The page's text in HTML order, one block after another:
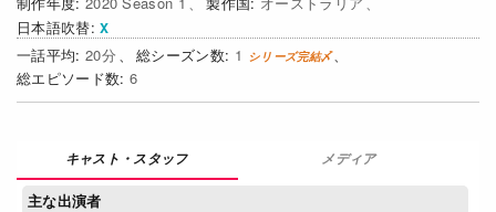
過去の配信終了作品
日本語吹替
20
1
6
メディア
主な出演者